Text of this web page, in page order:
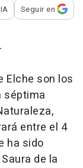
para
IA Seguir en
Elche son los
séptima
entre el 4
ha sido
de la